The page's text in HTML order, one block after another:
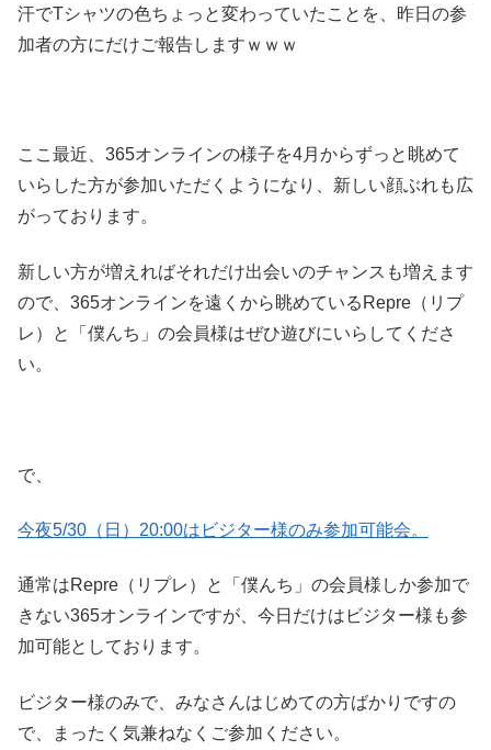
汗でTシャツの色ちょっと変わっていたことを、昨日の参
加者の方にだけご報告しますｗｗｗ
ここ最近、365オンラインの様子を4月からずっと眺めて
いらした方が参加いただくようになり、新しい顔ぶれも広
がっております。
新しい方が増えればそれだけ出会いのチャンスも増えます
ので、365オンラインを遠くから眺めているRepre（リプ
レ）と「僕んち」の会員様はぜひ遊びにいらしてくださ
い。
で、
今夜5/30（日）20:00はビジター様のみ参加可能会。
通常はRepre（リプレ）と「僕んち」の会員様しか参加で
きない365オンラインですが、今日だけはビジター様も参
加可能としております。
ビジター様のみで、みなさんはじめての方ばかりですの
で、まったく気兼ねなくご参加ください。